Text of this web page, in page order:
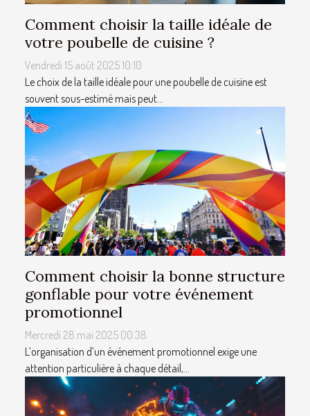
Comment choisir la taille idéale de
votre poubelle de cuisine ?
Vendredi 15 août 2025 10:10
Le choix de la taille idéale pour une poubelle de cuisine est
souvent sous-estimé mais peut...
Comment choisir la bonne structure
gonflable pour votre événement
promotionnel
Mercredi 28 mai 2025 00:38
L’organisation d’un événement promotionnel exige une
attention particulière à chaque détail,...